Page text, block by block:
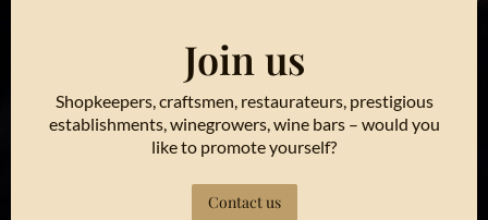
Join us
Shopkeepers, craftsmen, restaurateurs, prestigious
establishments, winegrowers, wine bars – would you
like to promote yourself?
Contact us